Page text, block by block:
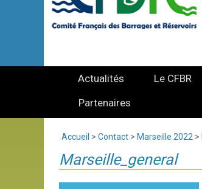
Actualités Le CFBR
Partenaires
Accueil > Contact > Marseille 2022 >
Marseille_general